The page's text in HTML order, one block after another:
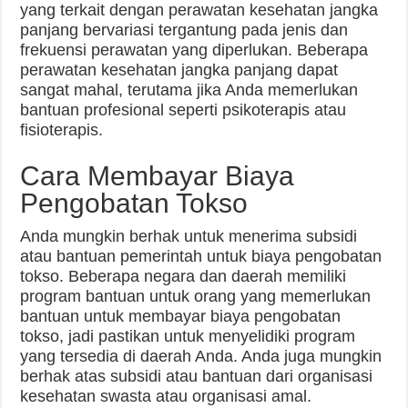
yang terkait dengan perawatan kesehatan jangka
panjang bervariasi tergantung pada jenis dan
frekuensi perawatan yang diperlukan. Beberapa
perawatan kesehatan jangka panjang dapat
sangat mahal, terutama jika Anda memerlukan
bantuan profesional seperti psikoterapis atau
fisioterapis.
Cara Membayar Biaya
Pengobatan Tokso
Anda mungkin berhak untuk menerima subsidi
atau bantuan pemerintah untuk biaya pengobatan
tokso. Beberapa negara dan daerah memiliki
program bantuan untuk orang yang memerlukan
bantuan untuk membayar biaya pengobatan
tokso, jadi pastikan untuk menyelidiki program
yang tersedia di daerah Anda. Anda juga mungkin
berhak atas subsidi atau bantuan dari organisasi
kesehatan swasta atau organisasi amal.